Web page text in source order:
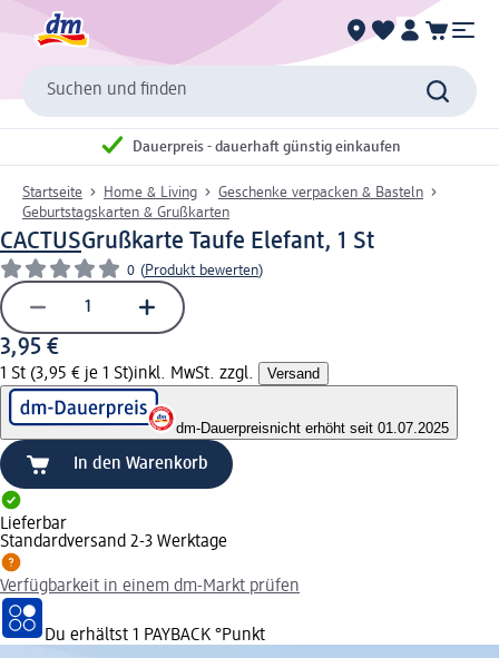
Suchen und finden
Dauerpreis - dauerhaft günstig einkaufen
Startseite Home & Living
Geschenke verpacken & Basteln
Geburtstagskarten & Grußkarten
CACTUSGrußkarte Taufe Elefant, 1 St
0 (Produkt bewerten)
3,95 €
1 St (3,95 € je 1 St)inkl. MwSt. zzgl. Versand
dm-Dauerpreisnicht erhöht seit 01.07.2025
In den Warenkorb
Lieferbar
Standardversand 2-3 Werktage
Verfügbarkeit in einem dm-Markt prüfen
Du erhältst 1 PAYBACK °Punkt